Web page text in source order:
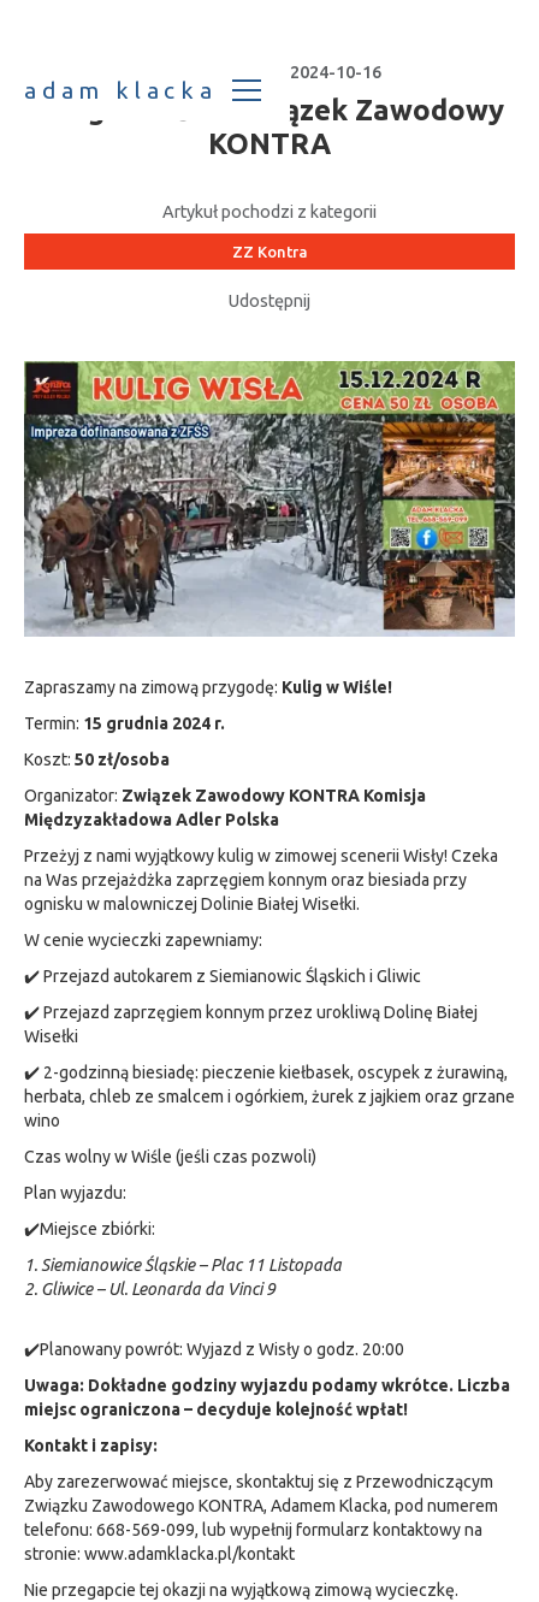
adam klacka
2024-10-16
Kulig w Wiśle -Związek Zawodowy
KONTRA
Artykuł pochodzi z kategorii
ZZ Kontra
Udostępnij
Zapraszamy na zimową przygodę: Kulig w Wiśle!
Termin: 15 grudnia 2024 r.
Koszt: 50 zł/osoba
Organizator: Związek Zawodowy KONTRA Komisja
Międzyzakładowa Adler Polska
Przeżyj z nami wyjątkowy kulig w zimowej scenerii Wisły! Czeka
na Was przejażdżka zaprzęgiem konnym oraz biesiada przy
ognisku w malowniczej Dolinie Białej Wisełki.
W cenie wycieczki zapewniamy:
✔️ Przejazd autokarem z Siemianowic Śląskich i Gliwic
✔️ Przejazd zaprzęgiem konnym przez urokliwą Dolinę Białej
Wisełki
✔️ 2-godzinną biesiadę: pieczenie kiełbasek, oscypek z żurawiną,
herbata, chleb ze smalcem i ogórkiem, żurek z jajkiem oraz grzane
wino
Czas wolny w Wiśle (jeśli czas pozwoli)
Plan wyjazdu:
✔️Miejsce zbiórki:
1. Siemianowice Śląskie – Plac 11 Listopada
2. Gliwice – Ul. Leonarda da Vinci 9
✔️Planowany powrót: Wyjazd z Wisły o godz. 20:00
Uwaga: Dokładne godziny wyjazdu podamy wkrótce. Liczba
miejsc ograniczona – decyduje kolejność wpłat!
Kontakt i zapisy:
Aby zarezerwować miejsce, skontaktuj się z Przewodniczącym
Związku Zawodowego KONTRA, Adamem Klacka, pod numerem
telefonu: 668-569-099, lub wypełnij formularz kontaktowy na
stronie: www.adamklacka.pl/kontakt
Nie przegapcie tej okazji na wyjątkową zimową wycieczkę.